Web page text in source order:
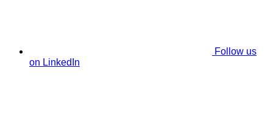
Follow us
on LinkedIn